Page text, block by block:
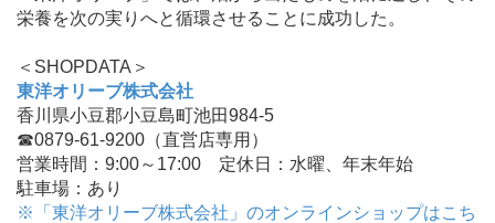
栄養を次の実りへと循環させることに成功した。
＜SHOPDATA＞
東洋オリーブ株式会社
香川県小豆郡小豆島町池田984-5
☎0879-61-9200（直営店専用）
営業時間：9:00～17:00 定休日：水曜、年末年始
駐車場：あり
※「東洋オリーブ株式会社」のオンラインショップはこち